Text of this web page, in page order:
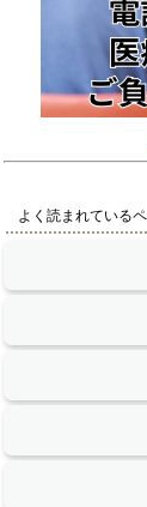
よく読まれている